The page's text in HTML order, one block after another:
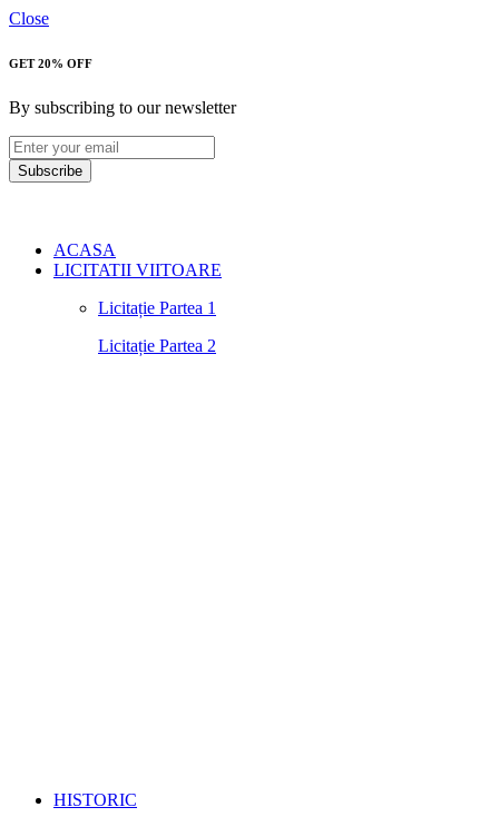
Close
GET 20% OFF
By subscribing to our newsletter
Subscribe
ACASA
LICITATII VIITOARE
Licitație Partea 1
Licitație Partea 2
HISTORIC